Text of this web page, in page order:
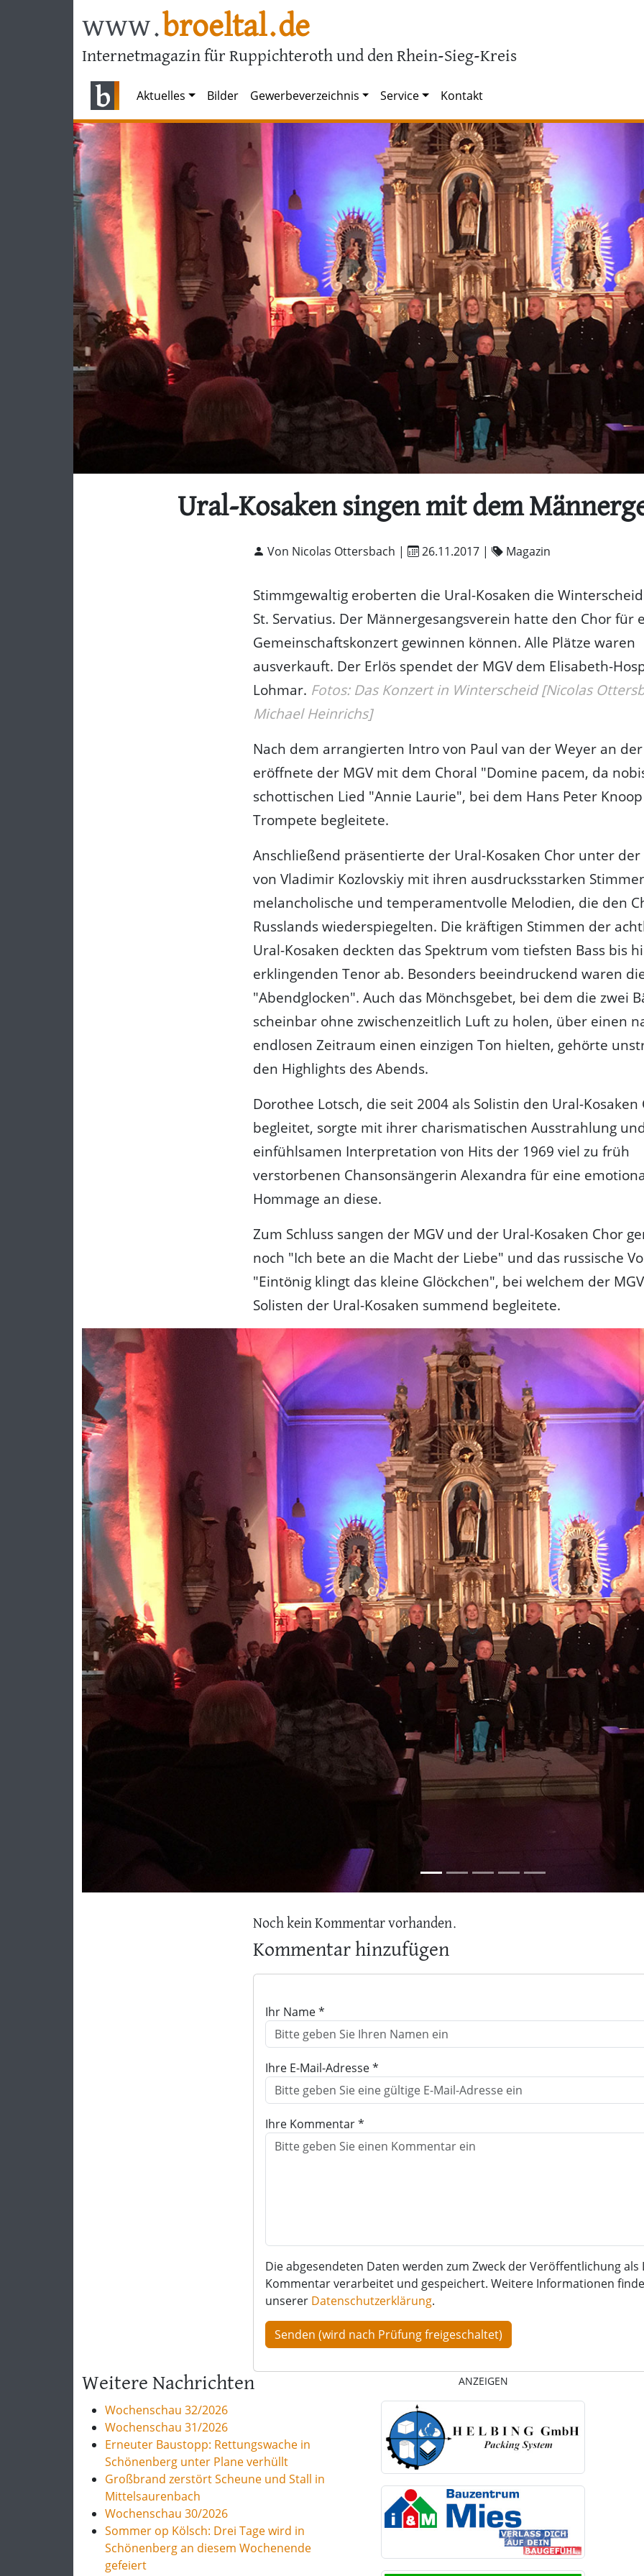
www.broeltal.de
Internetmagazin für Ruppichteroth und den Rhein-Sieg-Kreis
Aktuelles Bilder Gewerbeverzeichnis Service Kontakt
Ural-Kosaken singen mit dem
Von Nicolas Ottersbach | 26.11.2017 | Magazin
Stimmgewaltig eroberten die Ural-Kosaken die
St. Servatius. Der Männergesangsverein hatte den Chor für
Gemeinschaftskonzert gewinnen können. Alle Plätze waren
ausverkauft. Der Erlös spendet der MGV dem Elisabeth-
Lohmar. Fotos: Das Konzert in Winterscheid [Nicolas
Michael Heinrichs]
Nach dem arrangierten Intro von Paul van der Weyer an
eröffnete der MGV mit dem Choral "Domine pacem, da
schottischen Lied "Annie Laurie", bei dem Hans Peter
Trompete begleitete.
Anschließend präsentierte der Ural-Kosaken Chor unter
von Vladimir Kozlovskiy mit ihren ausdrucksstarken
melancholische und temperamentvolle Melodien, die den
Russlands wiederspiegelten. Die kräftigen Stimmen der
Ural-Kosaken deckten das Spektrum vom tiefsten Bass bis
erklingenden Tenor ab. Besonders beeindruckend waren
"Abendglocken". Auch das Mönchsgebet, bei dem die zwei
scheinbar ohne zwischenzeitlich Luft zu holen, über einen
endlosen Zeitraum einen einzigen Ton hielten, gehörte
den Highlights des Abends.
Dorothee Lotsch, die seit 2004 als Solistin den Ural-Kosaken
begleitet, sorgte mit ihrer charismatischen Ausstrahlung
einfühlsamen Interpretation von Hits der 1969 viel zu früh
verstorbenen Chansonsängerin Alexandra für eine
Hommage an diese.
Zum Schluss sangen der MGV und der Ural-Kosaken Chor
noch "Ich bete an die Macht der Liebe" und das russische
"Eintönig klingt das kleine Glöckchen", bei welchem der
Solisten der Ural-Kosaken summend begleitete.
Previous
Noch kein Kommentar vorhanden.
Kommentar hinzufügen
Ihr Name *
Ihre E-Mail-Adresse *
Ihre Kommentar *
Die abgesendeten Daten werden zum Zweck der Veröffentlichung als
Kommentar verarbeitet und gespeichert. Weitere Informationen
unserer Datenschutzerklärung.
Weitere Nachrichten
Wochenschau 32/2026
Wochenschau 31/2026
Erneuter Baustopp: Rettungswache in
Schönenberg unter Plane verhüllt
Großbrand zerstört Scheune und Stall in
Mittelsaurenbach
Wochenschau 30/2026
Sommer op Kölsch: Drei Tage wird in
Schönenberg an diesem Wochenende
gefeiert
ANZEIGEN